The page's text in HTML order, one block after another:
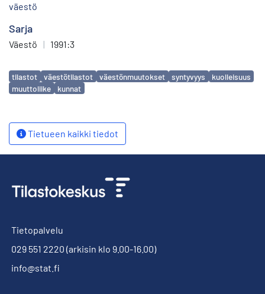
väestö
Sarja
Väestö | 1991:3
Avainsanat
tilastot väestötilastot väestönmuutokset syntyvyys
kuolleisuus
muuttoliike
kunnat
Tietueen kaikki tiedot
Tietopalvelu
029 551 2220 (arkisin klo 9.00-16.00)
info@stat.fi